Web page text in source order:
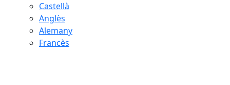
Castellà
Anglès
Alemany
Francès